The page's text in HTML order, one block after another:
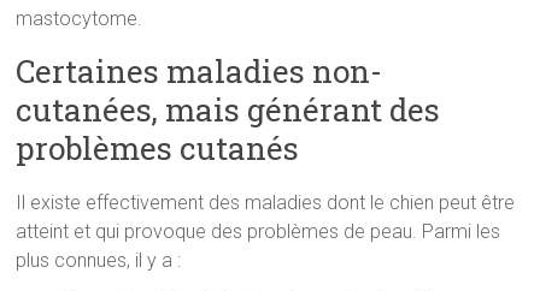
mastocytome.
Certaines maladies non-
cutanées, mais générant des
problèmes cutanés
Il existe effectivement des maladies dont le chien peut être
atteint et qui provoque des problèmes de peau. Parmi les
plus connues, il y a :